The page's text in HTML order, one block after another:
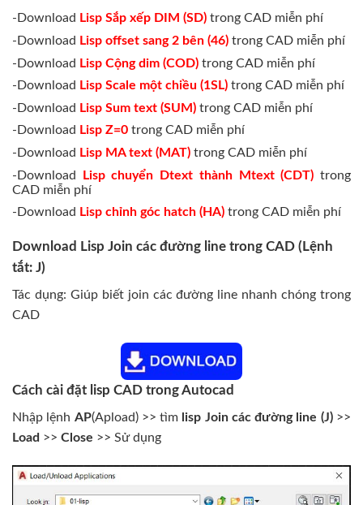
-Download Lisp Sắp xếp DIM (SD) trong CAD miễn phí
-Download Lisp offset sang 2 bên (46) trong CAD miễn phí
-Download Lisp Cộng dim (COD) trong CAD miễn phí
-Download Lisp Scale một chiều (1SL) trong CAD miễn phí
-Download Lisp Sum text (SUM) trong CAD miễn phí
-Download Lisp Z=0 trong CAD miễn phí
-Download Lisp MA text (MAT) trong CAD miễn phí
-Download Lisp chuyển Dtext thành Mtext (CDT) trong
CAD miễn phí
-Download Lisp chỉnh góc hatch (HA) trong CAD miễn phí
Download Lisp Join các đường line trong CAD (Lệnh
tắt: J)
Tác dụng: Giúp biết join các đường line nhanh chóng trong
CAD
Cách cài đặt lisp CAD trong Autocad
Nhập lệnh AP(Apload) >> tìm lisp Join các đường line (J)>>
Load >> Close >> Sử dụng